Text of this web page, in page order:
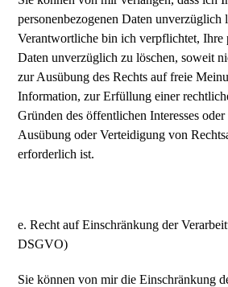
personenbezogenen Daten unverzüglich
Verantwortliche bin ich verpflichtet, Ihre
Daten unverzüglich zu löschen, soweit
zur Ausübung des Rechts auf freie
Information, zur Erfüllung einer
Gründen des öffentlichen Interesses
Ausübung oder Verteidigung von
erforderlich ist.
e. Recht auf Einschränkung der
DSGVO)
Sie können von mir die Einschränkung